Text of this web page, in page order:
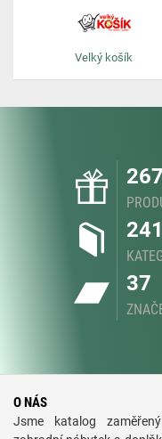
Velký košík
241
37
O NÁS
Jsme katalog